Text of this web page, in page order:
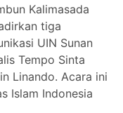
Kalimasada
tiga
UIN Sunan
Tempo Sinta
Linando. Acara ini
Islam Indonesia